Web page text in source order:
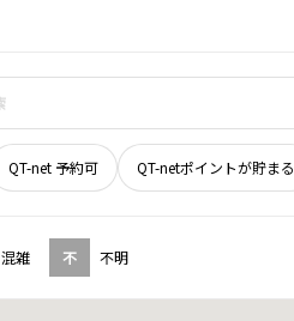
QT-net 予約可 QT-netポイントが貯まる
混雑 不 不明